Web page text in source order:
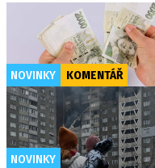
NOVINKY KOMENTÁŘ
NOVINKY